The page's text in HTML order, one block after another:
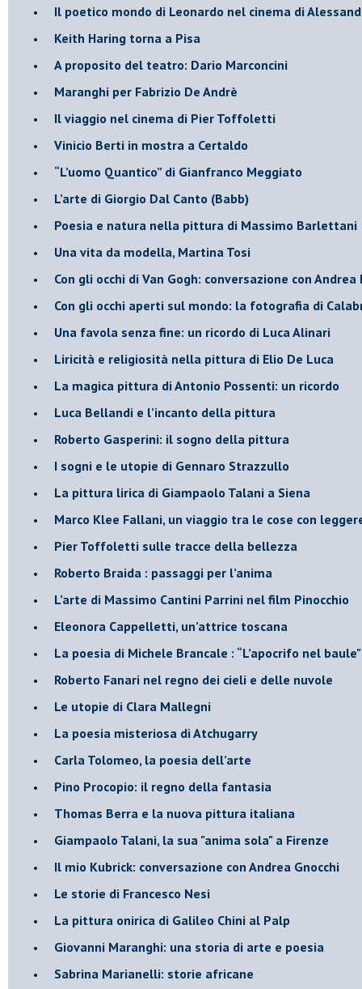
​Il poetico mondo di Leonardo nel cinema di
​Keith Haring torna a Pisa
​A proposito del teatro: Dario Marconcini
Maranghi per Fabrizio De Andrè
​Il viaggio nel cinema di Pier Toffoletti
Vinicio Berti in mostra a Certaldo
“L’uomo Quantico” di Gianfranco Meggiato
​L’arte di Giorgio Dal Canto (Babb)
Poesia e natura nella pittura di Massimo Barlettani
Una vita da modella, Martina Tosi
​Con gli occhi di Van Gogh: conversazione con
​Con gli occhi aperti sul mondo: la fotografia di
Una favola senza fine: un ricordo di Luca Alinari
Liricità e religiosità nella pittura di Elio De Luca
La magica pittura di Antonio Possenti: un ricordo
Luca Bellandi e l’incanto della pittura
​Roberto Gasperini: il sogno della pittura
I sogni e le utopie di Gennaro Strazzullo
La pittura lirica di Giampaolo Talani a Siena
​Marco Klee Fallani, un viaggio tra le cose con
​Pier Toffoletti sulle tracce della bellezza
​Roberto Braida : passaggi per l’anima
​L’arte di Massimo Cantini Parrini nel film Pinocchio
Eleonora Cappelletti, un’attrice toscana
​La poesia di Michele Brancale : “L’apocrifo nel baule"
Roberto Fanari nel regno dei cieli e delle nuvole
Le utopie di Clara Mallegni
​La poesia misteriosa di Atchugarry
Carla Tolomeo, la poesia dell’arte
Pino Procopio: il regno della fantasia
Thomas Berra e la nuova pittura italiana
Giampaolo Talani, la sua "anima sola" a Firenze
Il mio Kubrick: conversazione con Andrea Gnocchi
Le storie di Francesco Nesi
​La pittura onirica di Galileo Chini al Palp
​Giovanni Maranghi: una storia di arte e poesia
Sabrina Marianelli: storie africane